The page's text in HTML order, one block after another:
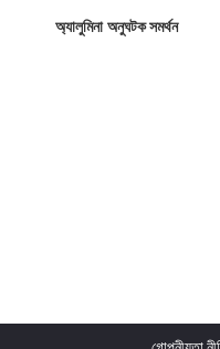
অ্যালুমিনা অনুঘটক সমর্থন